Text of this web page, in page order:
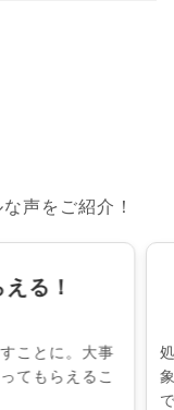
声をご紹介！
る！
ことに。大事
てもらえるこ